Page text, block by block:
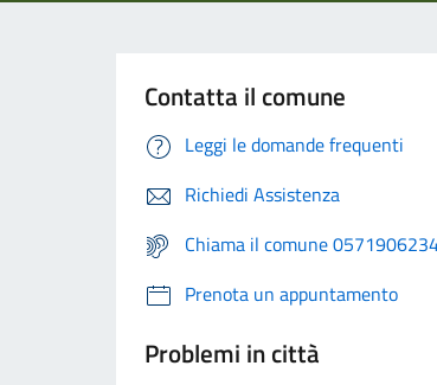
Contatta il comune
Leggi le domande frequenti
Richiedi Assistenza
Chiama il comune
Prenota un appuntamento
Problemi in città